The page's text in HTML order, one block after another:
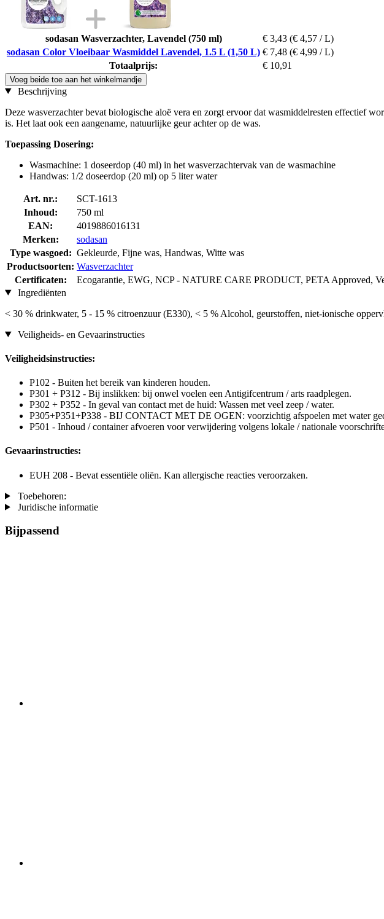
sodasan Wasverzachter, Lavendel (750 ml) € 3,43 (€ 4,57 / L)
sodasan Color Vloeibaar Wasmiddel Lavendel, 1.5 L (1,50 L) € 7,48 (€ 4,99 / L)
Totaalprijs:
€ 10,91
Voeg beide toe aan het winkelmandje
Beschrijving
Deze wasverzachter bevat biologische aloë vera en zorgt ervoor dat wasmiddelresten effectief
is. Het laat ook een aangename, natuurlijke geur achter op de was.
Toepassing Dosering:
Wasmachine: 1 doseerdop (40 ml) in het wasverzachtervak van de wasmachine
Handwas: 1/2 doseerdop (20 ml) op 5 liter water
Art. nr.:
SCT-1613
Inhoud:
750 ml
EAN:
4019886016131
Merken:
sodasan
Type wasgoed: Gekleurde, Fijne was, Handwas, Witte was
Productsoorten: Wasverzachter
Certificaten:
Ecogarantie, EWG, NCP - NATURE CARE PRODUCT, PETA Approved,
Ingrediënten
< 30 % drinkwater, 5 - 15 % citroenzuur (E330), < 5 % Alcohol, geurstoffen, niet-ionische
Veiligheids- en Gevaarinstructies
Veiligheidsinstructies:
P102 - Buiten het bereik van kinderen houden.
P301 + P312 - Bij inslikken: bij onwel voelen een Antigifcentrum / arts raadplegen.
P302 + P352 - In geval van contact met de huid: Wassen met veel zeep / water.
P305+P351+P338 - BIJ CONTACT MET DE OGEN: voorzichtig afspoelen met water
P501 - Inhoud / container afvoeren voor verwijdering volgens lokale / nationale
Gevaarinstructies:
EUH 208 - Bevat essentiële oliën. Kan allergische reacties veroorzaken.
Toebehoren:
Juridische informatie
Bijpassend